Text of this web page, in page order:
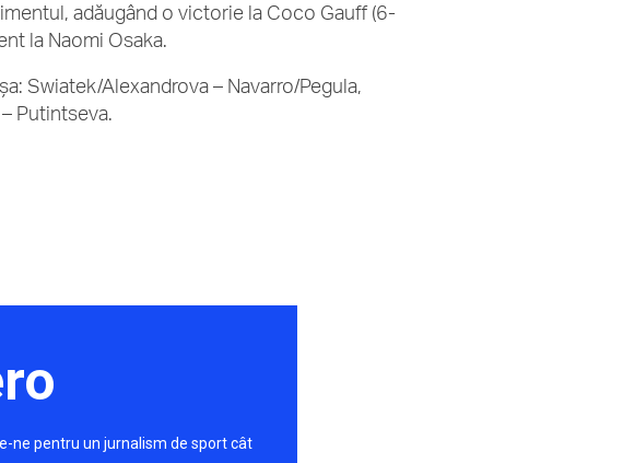
adăugând o victorie la Coco Gauff (6-
la Naomi Osaka.
Swiatek/Alexandrova – Navarro/Pegula,
Putintseva.
ne pentru un jurnalism de sport cât